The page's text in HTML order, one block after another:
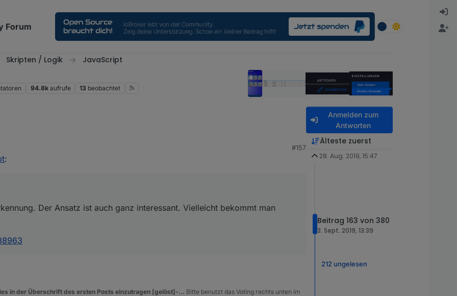
Forum
Skripten / Logik JavaScript
94.8k aufrufe 13 beobachtet
Der Ansatz ist auch ganz interessant. Vielleicht bekommt man diesen Wert
#157
:
Der Ansatz ist auch ganz interessant. Vielleicht bekommt man
in der Überschrift des ersten Posts einzutragen [gelöst]-... Bitte benutzt das Voting rechts unten im
Anmelden zum
Antworten
Älteste zuerst
28. Aug. 2019, 15:47
Beitrag 163 von 380
3. Sept. 2019, 13:39
212 ungelesen